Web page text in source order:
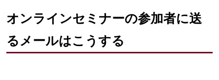
オンラインセミナーの参加者に送
るメールはこうする